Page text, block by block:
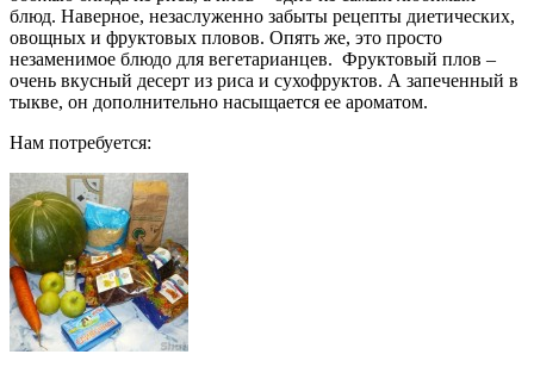
блюд. Наверное, незаслуженно забыты рецепты диетических,
овощных и фруктовых пловов. Опять же, это просто
незаменимое блюдо для вегетарианцев. Фруктовый плов –
очень вкусный десерт из риса и сухофруктов. А запеченный в
тыкве, он дополнительно насыщается ее ароматом.
Нам потребуется: